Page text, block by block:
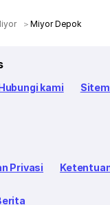
Miyor Depok
kami
Privasi